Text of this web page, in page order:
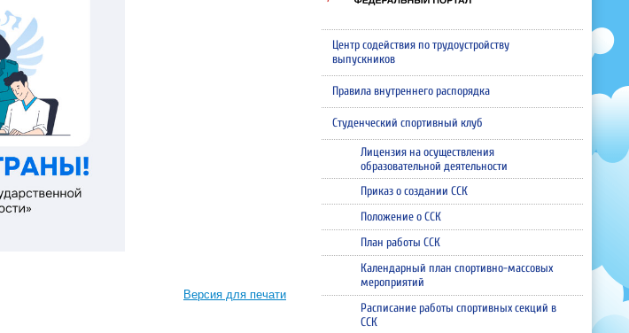
Версия для печати
Центр содействия по трудоустройству
выпускников
Правила внутреннего распорядка
Студенческий спортивный клуб
Лицензия на осуществления
образовательной деятельности
Приказ о создании ССК
Положение о ССК
План работы ССК
Календарный план спортивно-массовых
мероприятий
Расписание работы спортивных секций в
ССК